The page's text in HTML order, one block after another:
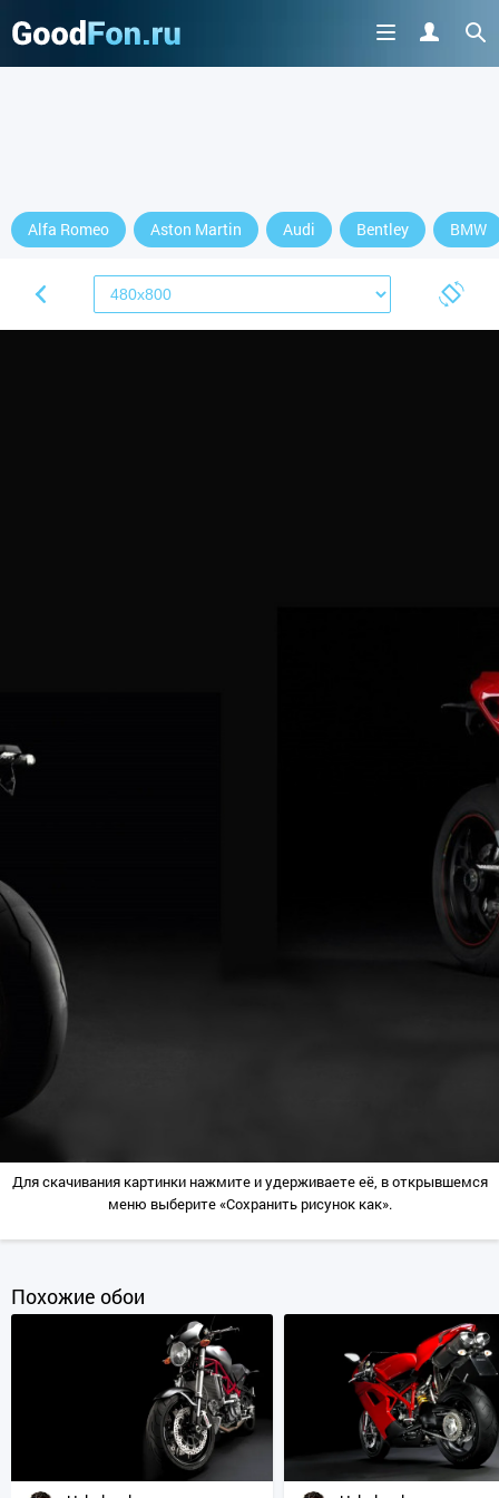
Alfa Romeo Aston Martin Audi Bentley BMW
Для скачивания картинки нажмите и удерживаете её, в открывшемся
меню выберите «Сохранить рисунок как».
Похожие обои